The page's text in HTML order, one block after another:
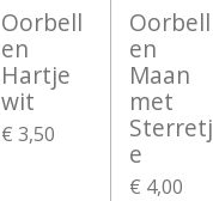
Oorbell
en
Hartje
wit
€ 3,50
Oorbell
en
Maan
met
Sterretj
e
€ 4,00